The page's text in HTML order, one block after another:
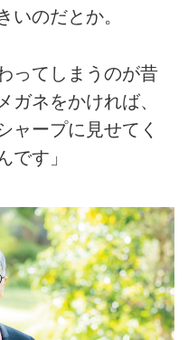
いのだとか。
ってしまうのが昔
ガネをかければ、
ャープに見せてく
です」